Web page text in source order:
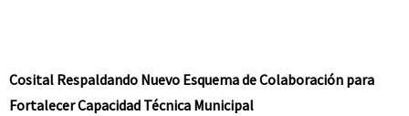
Cosital Respaldando Nuevo Esquema de Colaboración para
Fortalecer Capacidad Técnica Municipal